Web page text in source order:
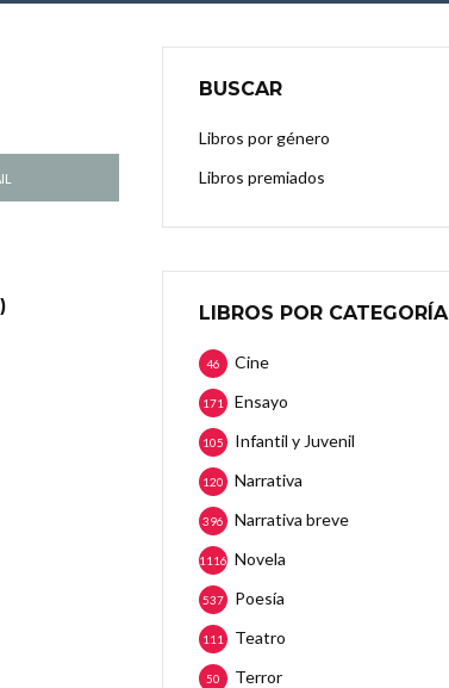
BUSCAR
Libros por género
Libros premiados
LIBROS POR CATEGORÍA
Cine
46
Ensayo
171
Infantil y Juvenil
105
Narrativa
120
Narrativa breve
396
Novela
1116
Poesía
537
Teatro
111
Terror
50